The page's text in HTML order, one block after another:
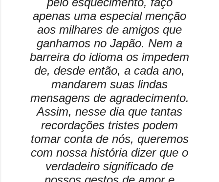
apenas uma especial menção
aos milhares de amigos que
ganhamos no Japão. Nem a
barreira do idioma os impedem
de, desde então, a cada ano,
mandarem suas lindas
mensagens de agradecimento.
Assim, nesse dia que tantas
recordações tristes podem
tomar conta de nós, queremos
com nossa história dizer que o
verdadeiro significado de